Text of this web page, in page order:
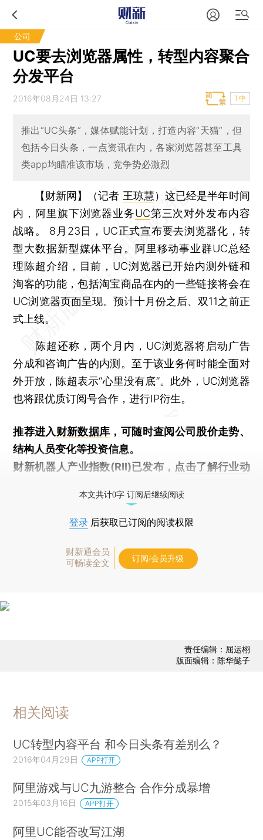
公司
UC要去浏览器属性，转型内容聚合
分发平台
2016年08月24日 13:27 T中
推出“UC头条”，媒体赋能计划，打造内容“天猫”，但
包括今日头条，一点资讯在内，各家浏览器甚至工具
类app均瞄准该市场，竞争势必激烈
【财新网】（记者 王琼慧） 这已经是半年时间
内，阿里旗下浏览器业务UC第三次对外发布内容
战略。 8月23日，UC正式宣布要去浏览器化，转
型大数据新型媒体平台。阿里移动事业群UC总经
理陈超介绍，目前，UC浏览器已开始内测外链和
淘客的功能，包括淘宝商品在内的一些链接将会在
UC浏览器页面呈现。预计十月份之后、双11之前正
式上线。
陈超还称，两个月内，UC浏览器将启动广告
分成和咨询广告的内测。至于该业务何时能全面对
外开放，陈超表示“心里没有底”。此外，UC浏览器
也将跟优质订阅号合作，进行IP衍生。
推荐进入财新数据库 ，可随时查阅公司股价走势、
结构人员变化等投资信息。
财新机器人产业指数(RII)已发布， 点击了解行业动
本文共计0字 订阅后继续阅读
登录 后获取已订阅的阅读权限
财新通会员
可畅读全文
订阅/会员升级
责任编辑：屈运栩
版面编辑：陈华懿子
相关阅读
UC转型内容平台 和今日头条有差别么？
2016年04月29日 APP打开
阿里游戏与UC九游整合 合作分成暴增
2015年03月16日 APP打开
阿里UC能否改写江湖